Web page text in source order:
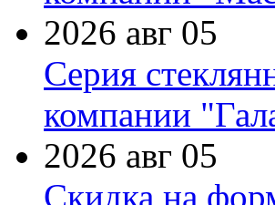
2026 авг 05
Серия
компании
2026 авг 05
Скидка на